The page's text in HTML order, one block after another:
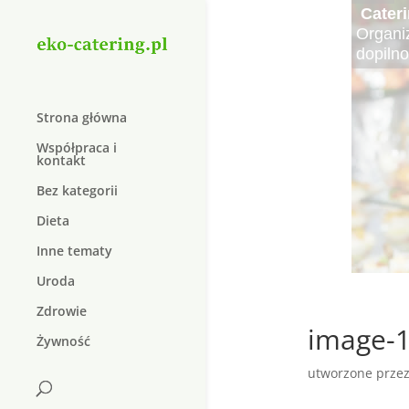
Strona główna
Współpraca i
kontakt
Bez kategorii
Dieta
Inne tematy
Uroda
Zdrowie
Żywność
do
Czy
Lato
Krem
W
który
W
image-
utworzone przez